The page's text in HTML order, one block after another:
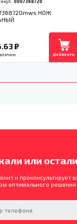
0007368720
НОЖ
₽
Добавить
или
и
оптимального решения.